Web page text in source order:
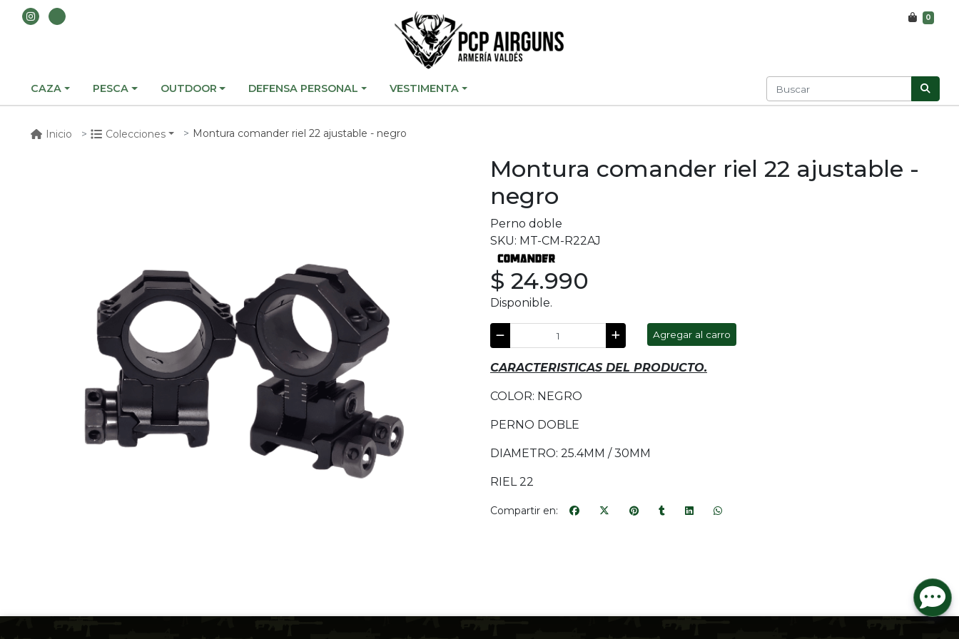
0
CAZA PESCA OUTDOOR DEFENSA PERSONAL VESTIMENTA
Inicio Colecciones Montura comander riel 22 ajustable - negro
Montura comander riel 22 ajustable -
negro
Perno doble
SKU: MT-CM-R22AJ
$ 24.990
Disponible.
Agregar al carro
CARACTERISTICAS DEL PRODUCTO.
COLOR: NEGRO
PERNO DOBLE
DIAMETRO: 25.4MM / 30MM
RIEL 22
Compartir en: